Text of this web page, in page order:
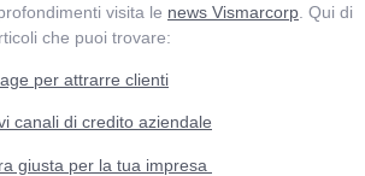
visita le news Vismarcorp . Qui di
che puoi trovare:
per attrarre clienti
canali di credito aziendale
giusta per la tua impresa